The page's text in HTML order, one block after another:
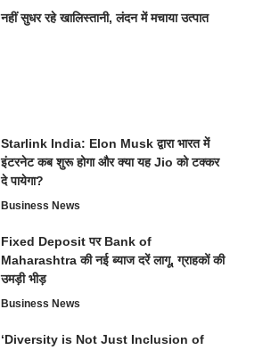
नहीं सुधर रहे खालिस्तानी, लंदन में मचाया उत्पात
Starlink India: Elon Musk द्वारा भारत में
इंटरनेट कब शुरू होगा और क्या यह Jio को टक्कर
दे पायेगा?
Business News
Fixed Deposit पर Bank of
Maharashtra की नई ब्याज दरें लागू, ग्राहकों की
उमड़ी भीड़
Business News
‘Diversity is Not Just Inclusion of